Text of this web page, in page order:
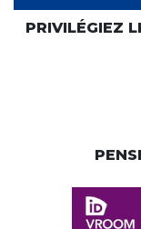
PRIVILÉGIEZ